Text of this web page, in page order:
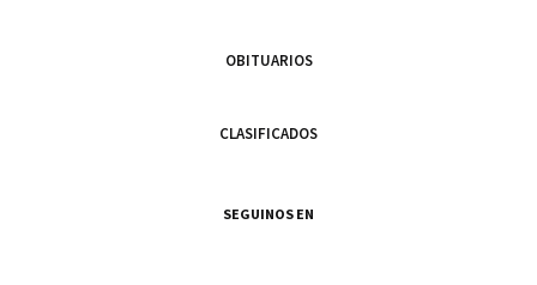
OBITUARIOS
CLASIFICADOS
SEGUINOS EN